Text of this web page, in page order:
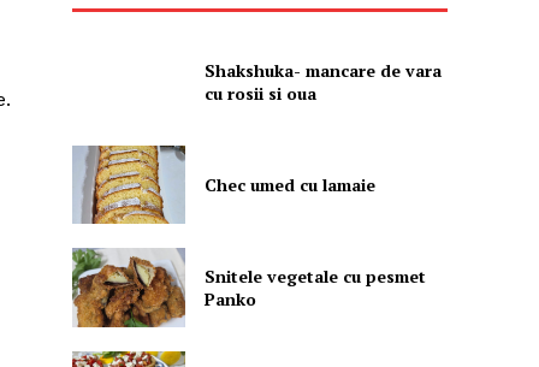
Shakshuka- mancare de vara
cu rosii si oua
Chec umed cu lamaie
Snitele vegetale cu pesmet
Panko